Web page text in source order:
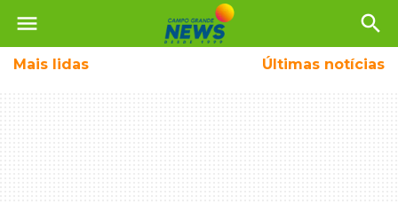
menu search
Mais lidas Últimas notícias